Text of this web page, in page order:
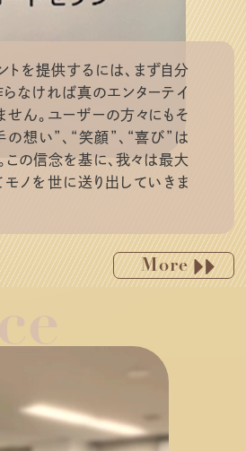
トを提供するには、まず自分
なければ真のエンターテイ
せん。ユーザーの方々にもそ
の想い”、“笑顔”、“喜び”は
この信念を基に、我々は最大
ノを世に送り出していきま
More